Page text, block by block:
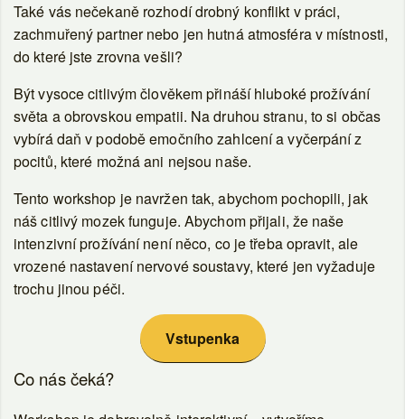
Také vás nečekaně rozhodí drobný konflikt v práci,
zachmuřený partner nebo jen hutná atmosféra v místnosti,
do které jste zrovna vešli?
Být vysoce citlivým člověkem přináší hluboké prožívání
světa a obrovskou empatii. Na druhou stranu, to si občas
vybírá daň v podobě emočního zahlcení a vyčerpání z
pocitů, které možná ani nejsou naše.
Tento workshop je navržen tak, abychom pochopili, jak
náš citlivý mozek funguje. Abychom přijali, že naše
intenzivní prožívání není něco, co je třeba opravit, ale
vrozené nastavení nervové soustavy, které jen vyžaduje
trochu jinou péči.
Vstupenka
Co nás čeká?